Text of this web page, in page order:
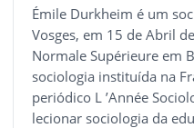
Émile Durkheim é um
Vosges, em 15 de Abril
Normale Supérieure em
sociologia instituída na
periódico L ’Année
lecionar sociologia da